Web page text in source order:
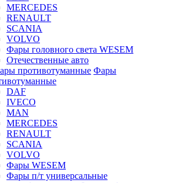
MERCEDES
RENAULT
SCANIA
VOLVO
Фары головного света WESEM
Отечественные авто
Фары
DAF
IVECO
MAN
MERCEDES
RENAULT
SCANIA
VOLVO
Фары WESEM
Фары п/т универсальные